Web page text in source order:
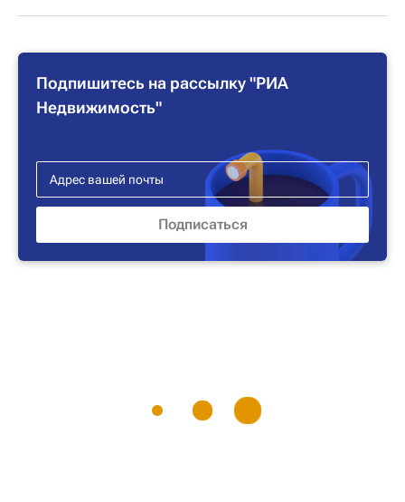
Подпишитесь на рассылку "РИА
Недвижимость"